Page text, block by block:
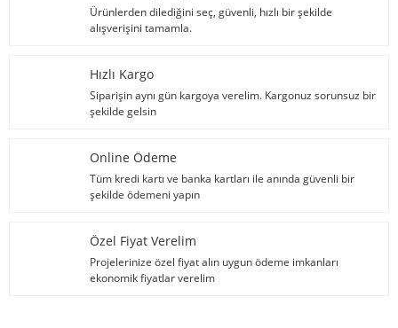
Ürünlerden dilediğini seç, güvenli, hızlı bir şekilde
alışverişini tamamla.
Hızlı Kargo
Siparişin aynı gün kargoya verelim. Kargonuz sorunsuz bir
şekilde gelsin
Online Ödeme
Tüm kredi kartı ve banka kartları ile anında güvenli bir
şekilde ödemeni yapın
Özel Fiyat Verelim
Projelerinize özel fiyat alın uygun ödeme imkanları
ekonomik fiyatlar verelim